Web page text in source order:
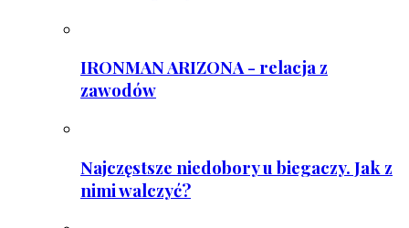
IRONMAN ARIZONA - relacja z
zawodów
Najczęstsze niedobory u biegaczy. Jak z
nimi walczyć?